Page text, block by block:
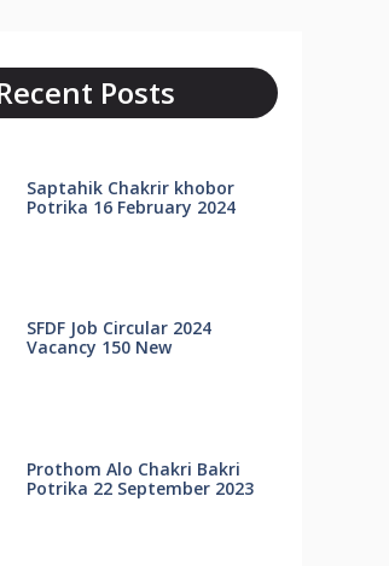
Posts
Saptahik Chakrir khobor
Potrika 16 February 2024
SFDF Job Circular 2024
Vacancy 150 New
Prothom Alo Chakri Bakri
Potrika 22 September 2023